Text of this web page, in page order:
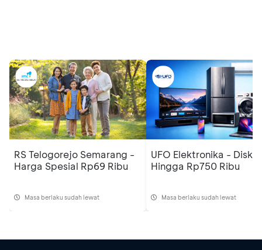
RS Telogorejo Semarang -
Harga Spesial Rp69 Ribu
Masa berlaku sudah lewat
UFO Elektronika -
Hingga Rp750 Ribu
Masa berlaku sudah lewat